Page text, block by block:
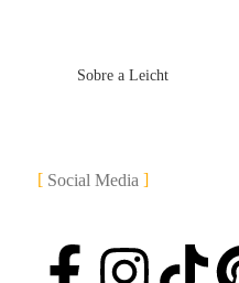
Sobre a Leicht
Social Media